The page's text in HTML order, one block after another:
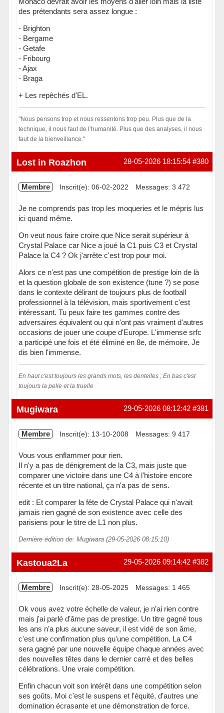
des prétendants sera assez longue :
- Brighton
- Bergame
- Getafe
- Fribourg
- Ajax
- Braga
+ Les repêchés d'EL.
"Nous pensons trop et nous ressentons trop peu. Plus que de la
technique, il nous faut de l’humanité. Plus que des analyses, il nous
faut de la bienveillance."
Hors ligne #380
28-05-2026 18:15:54
Lost in Roazhon
Membre Inscrit(e): 06-02-2022 Messages: 3 472
Je ne comprends pas trop les moqueries et le mépris lus
ici quand même.
On veut nous faire croire que Nice serait supérieur à
Crystal Palace car Nice a joué la C1 puis C3 et Crystal
Palace la C4 ? Ok j'arrête c'est trop pour moi.
Alors ce n'est pas une compétition de prestige loin de là
et la question globale de son existence (tune ?) se pose
dans le contexte délirant de toujours plus de football
professionnel à la télévision, mais sportivement c'est
intéressant. Tu peux faire tes gammes contre des
adversaires équivalent ou qui n'ont pas vraiment d'autres
occasions de jouer une coupe d'Europe. L'immense srfc
a participé une fois et été éliminé en 8e, de mémoire. Je
dis bien l'immense.
En haut c'est toujours les grands mots, les dentelles ; En bas c'est
toujours la pelle et la truelle
Hors ligne #381
29-05-2026 08:12:42
Mugiwara
Membre Inscrit(e): 13-10-2008 Messages: 9 417
Vous vous enflammer pour rien.
Il n'y a pas de dénigrement de la C3, mais juste que
comparer une victoire dans une C4 à l'histoire encore
récente et un titre national, ça n'a pas de sens.
edit : Et comparer la fête de Crystal Palace qui n'avait
jamais rien gagné de son existence avec celle des
parisiens pour le titre de L1 non plus.
Dernière édition de: Mugiwara (29-05-2026 08:15:10)
Hors ligne #382
29-05-2026 09:14:42
Kastoua2La
Membre Inscrit(e): 28-05-2025 Messages: 1 465
Ok vous avez votre échelle de valeur, je n'ai rien contre
mais j'ai parlé d'âme pas de prestige. Un titre gagné tous
les ans n'a plus aucune saveur, il est vidé de son âme,
c'est une confirmation plus qu'une compétition. La C4
sera gagné par une nouvelle équipe chaque années avec
des nouvelles têtes dans le dernier carré et des belles
célébrations. Une vraie compétition.
Enfin chacun voit son intérêt dans une compétition selon
ses goûts. Moi c'est le suspens et l'équité, d'autres une
domination écrasante et une démonstration de force.